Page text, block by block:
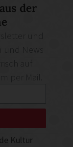
der
per Mail.
Kultur